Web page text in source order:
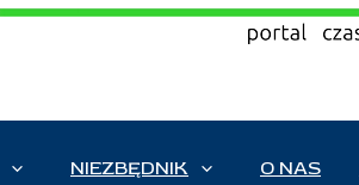
NIEZBĘDNIK O NAS